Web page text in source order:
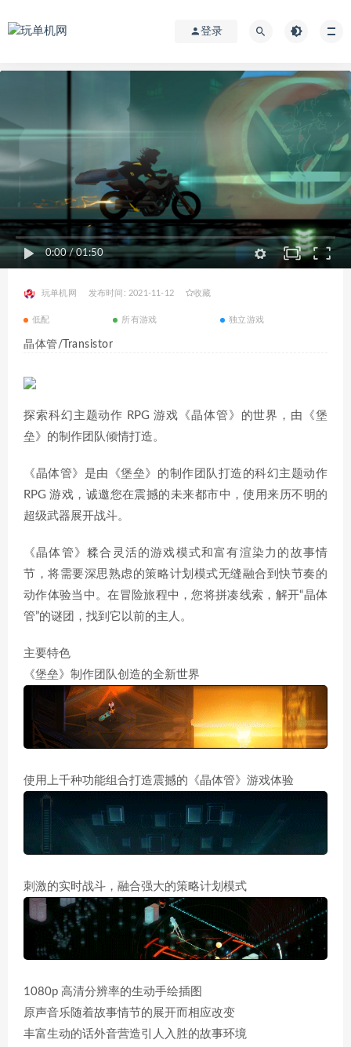
登录
0:00/01:50
玩单机网 发布时间: 2021-11-12 收藏
低配 所有游戏 独立游戏
晶体管/Transistor
探索科幻主题动作 RPG 游戏《晶体管》的世界，由《堡
垒》的制作团队倾情打造。
《晶体管》是由《堡垒》的制作团队打造的科幻主题动作
RPG 游戏，诚邀您在震撼的未来都市中，使用来历不明的
超级武器展开战斗。
《晶体管》糅合灵活的游戏模式和富有渲染力的故事情
节，将需要深思熟虑的策略计划模式无缝融合到快节奏的
动作体验当中。在冒险旅程中，您将拼凑线索，解开“晶体
管”的谜团，找到它以前的主人。
主要特色
《堡垒》制作团队创造的全新世界
使用上千种功能组合打造震撼的《晶体管》游戏体验
刺激的实时战斗，融合强大的策略计划模式
1080p 高清分辨率的生动手绘插图
原声音乐随着故事情节的展开而相应改变
丰富生动的话外音营造引人入胜的故事环境